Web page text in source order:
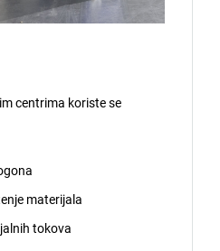
centrima koriste se
materijala
tokova